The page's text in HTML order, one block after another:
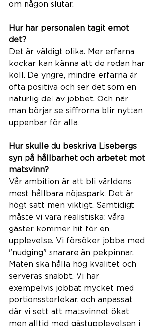
om någon slutar.
Hur har personalen tagit emot
det?
Det är väldigt olika. Mer erfarna
kockar kan känna att de redan har
koll. De yngre, mindre erfarna är
ofta positiva och ser det som en
naturlig del av jobbet. Och när
man börjar se siffrorna blir nyttan
uppenbar för alla.
Hur skulle du beskriva Lisebergs
syn på hållbarhet och arbetet mot
matsvinn?
Vår ambition är att bli världens
mest hållbara nöjespark. Det är
högt satt men viktigt. Samtidigt
måste vi vara realistiska: våra
gäster kommer hit för en
upplevelse. Vi försöker jobba med
"nudging" snarare än pekpinnar.
Maten ska hålla hög kvalitet och
serveras snabbt. Vi har
exempelvis jobbat mycket med
portionsstorlekar, och anpassat
där vi sett att matsvinnet ökat
men alltid med gästupplevelsen i